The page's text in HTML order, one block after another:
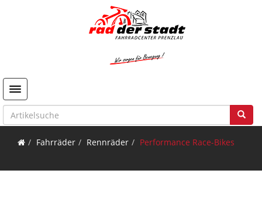
Toggle navigation
Fahrräder Rennräder Performance Race-Bikes